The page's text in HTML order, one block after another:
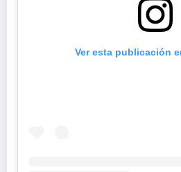
Ver esta publicación